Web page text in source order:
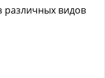
различных видов